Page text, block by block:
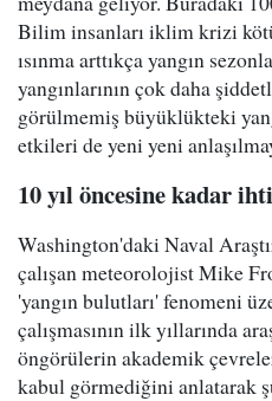
Bilim insanları iklim krizi
ısınma arttıkça yangın
yangınlarının çok daha
görülmemiş büyüklükteki
etkileri de yeni yeni
10 yıl öncesine kadar
Washington'daki Naval
çalışan meteorolojist Mike
'yangın bulutları' fenomeni
çalışmasının ilk yıllarında
öngörülerin akademik
kabul görmediğini anlatarak